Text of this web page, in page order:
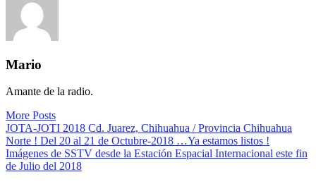
Mario
Amante de la radio.
More Posts
Navegación
de
entradas
JOTA-JOTI 2018 Cd. Juarez, Chihuahua / Provincia Chihuahua
Norte ! Del 20 al 21 de Octubre-2018 …Ya estamos listos !
Imágenes de SSTV desde la Estación Espacial Internacional este fin
de Julio del 2018